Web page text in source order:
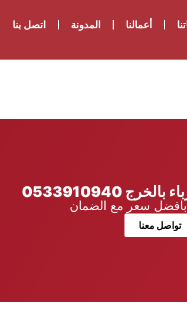
أعمالنا المدونة اتصل بنا
0533910940
سعر مع الضمان
تواصل معنا